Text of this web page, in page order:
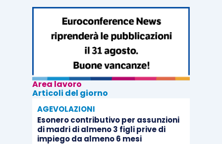
Area lavoro
Articoli del giorno
AGEVOLAZIONI
Esonero contributivo per assunzioni
di madri di almeno 3 figli prive di
impiego da almeno 6 mesi